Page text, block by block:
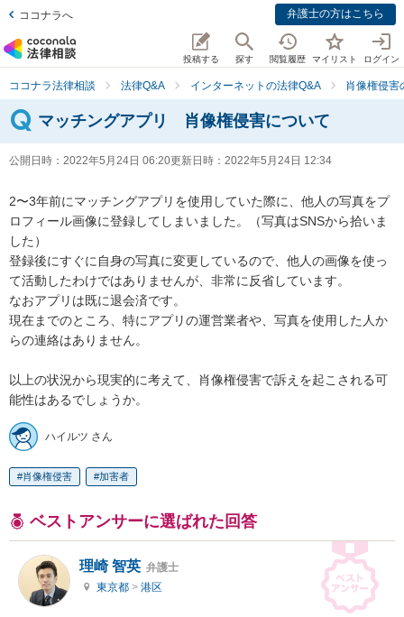
ココナラへ 弁護士の方はこちら
投稿する 探す 閲覧履歴 マイリスト ログイン
ココナラ法律相談 法律Q&A インターネットの法律Q&A 肖像権侵害
マッチングアプリ 肖像権侵害について
公開日時： 2022年5月24日 06:20更新日時： 2022年5月24日 12:34
2〜3年前にマッチングアプリを使用していた際に、他人の写真をプ
ロフィール画像に登録してしまいました。（写真はSNSから拾いま
した）
登録後にすぐに自身の写真に変更しているので、他人の画像を使っ
て活動したわけではありませんが、非常に反省しています。
なおアプリは既に退会済です。
現在までのところ、特にアプリの運営業者や、写真を使用した人か
らの連絡はありません。
以上の状況から現実的に考えて、肖像権侵害で訴えを起こされる可
能性はあるでしょうか。
ハイルツ さん
肖像権侵害 加害者
ベストアンサーに選ばれた回答
理崎 智英 弁護士
東京都 > 港区